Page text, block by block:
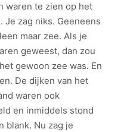
waren te zien op het
zag niks. Geeneens
maar zee. Als je
geweest, dan zou
gewoon zee was. En
De dijken van het
waren ook
en inmiddels stond
blank. Nu zag je